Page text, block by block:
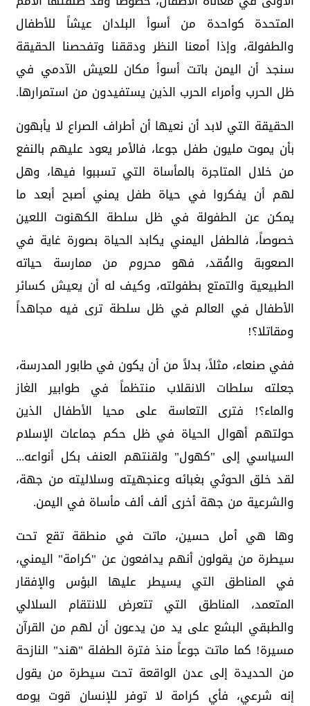
المتحدة كواحدة من أسوأ البلدان عيشاً للأطفال
والطفولة، وإذا أمعنا النظر ودققنا وتفحصنا الحقيقة
سنجد أن اليمن باتت أسوأ مكان للعيش الآدمي في
ظل الحرب وأمراء الحرب الذين يستفيدون من استمرارها.
الحقيقة التي لابد أن نعيها أن أطراف الصراع لا يأبهون
بأن يموت مليون طفل جوعا، فالأمر يعود عليهم بالنفع
من خلال المتاجرة بالمأساة التي تسببوا فيها، وهل
لهم أن يفكروا في حياة طفل يمني أصبح أبعد ما
يمكن عن الطفولة في ظل سلطة الكهنوت اللعين
خصوصاً، فالطفل اليمني يكابد الحياة بصورة غاية في
الصعوبة والفُقد، فهو محروم من ممارسة حياته
الطبيعية والتمتع بطفولته، وكيف له أن يعيش كسائر
الأطفال في العالم في ظل سلطة ترى فيه مجاهداً
ومقاتلا؟!
ففي صنعاء، مثلاً، بدلاً من أن يكون في طابور المدرسة،
جعلته سلطات الانقلاب منتظماً في طوابير الغاز
والماء؟! فترى التعاسة على محيا الأطفال الذين
حولتهم أهوال الحياة في ظل حكم جماعات الإسلام
السياسي إلى "كهول" ولقنتهم العنف بكل أنواعه...
لقد خلق الحوثي بغبائه وعنجهيته وسلاليته من جهة،
والشرعية من جهة أخرى ألف ألف مأساة في اليمن.
وها هي أمل حسين، ماتت في منطقة تقع تحت
سيطرة من يقولون أنهم يدافعون عن "كرامة" اليمني،
في المناطق التي يسيطر عليها البؤس والإفقار
المتعمد، المناطق التي تتعرض للانتقام السلالي
والطبقي البشع على يد من يدعون أن لهم من القرآن
مسيرة! كما ماتت جوعاً منذ فترة الطفلة "هند" النازحة
من الحديدة إلى عدن الواقعة تحت سيطرة من يقول
إنه شرعي، فأي كرامة لا توفر للإنسان قوت يومه